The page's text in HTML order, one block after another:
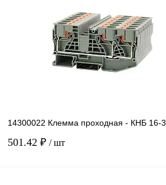
Купить в 1 клик Сравнение
В избранное Под заказ
14300022 Клемма проходная - КНБ 16-3
501.42 ₽ / шт